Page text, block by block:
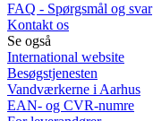
FAQ - Spørgsmål og svar
Kontakt os
Se også
International website
Besøgstjenesten
Vandværkerne i Aarhus
EAN- og CVR-numre